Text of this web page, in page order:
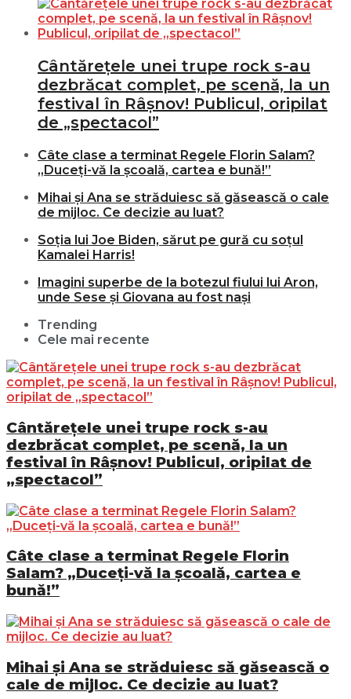
Cântărețele unei trupe rock s-au
dezbrăcat complet, pe scenă, la un
festival în Râșnov! Publicul, oripilat
de „spectacol”
Câte clase a terminat Regele Florin Salam?
„Duceți-vă la școală, cartea e bună!”
Mihai și Ana se străduiesc să găsească o cale
de mijloc. Ce decizie au luat?
Soția lui Joe Biden, sărut pe gură cu soțul
Kamalei Harris!
Imagini superbe de la botezul fiului lui Aron,
unde Sese și Giovana au fost nași
Trending
Cele mai recente
Cântărețele unei trupe rock s-au
dezbrăcat complet, pe scenă, la un
festival în Râșnov! Publicul, oripilat de
„spectacol”
Câte clase a terminat Regele Florin
Salam? „Duceți-vă la școală, cartea e
bună!”
Mihai și Ana se străduiesc să găsească o
cale de mijloc. Ce decizie au luat?